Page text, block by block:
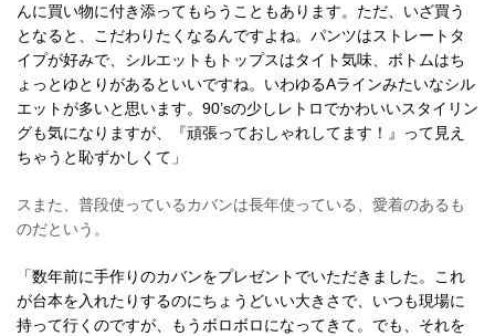
んに買い物に付き添ってもらうこともあります。ただ、いざ買う
となると、こだわりたくなるんですよね。パンツはストレートタ
イプが好みで、シルエットもトップスはタイト気味、ボトムはち
ょっとゆとりがあるといいですね。いわゆるAラインみたいなシル
エットが多いと思います。90’sの少しレトロでかわいいスタイリン
グも気になりますが、『頑張っておしゃれしてます！』って見え
ちゃうと恥ずかしくて」
スまた、普段使っているカバンは長年使っている、愛着のあるも
のだという。
「数年前に手作りのカバンをプレゼントでいただきました。これ
が台本を入れたりするのにちょうどいい大きさで、いつも現場に
持って行くのですが、もうボロボロになってきて。でも、それを